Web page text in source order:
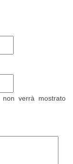
verrà mostrato